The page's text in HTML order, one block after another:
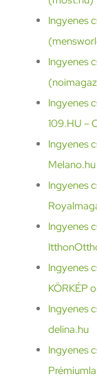
Ingyenes
Ingyenes
Ingyenes
109.HU –
Ingyenes
Melano.hu
Ingyenes
Ingyenes
Ingyenes
KÖRKÉP
Ingyenes
delina.hu
Ingyenes